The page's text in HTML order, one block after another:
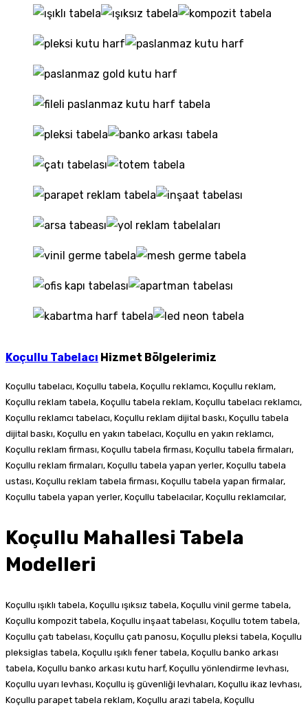
Koçullu Tabelacı Hizmet Bölgelerimiz
Koçullu tabelacı, Koçullu tabela, Koçullu reklamcı, Koçullu reklam,
Koçullu reklam tabela, Koçullu tabela reklam, Koçullu tabelacı reklamcı,
Koçullu reklamcı tabelacı, Koçullu reklam dijital baskı, Koçullu tabela
dijital baskı, Koçullu en yakın tabelacı, Koçullu en yakın reklamcı,
Koçullu reklam firması, Koçullu tabela firması, Koçullu tabela firmaları,
Koçullu reklam firmaları, Koçullu tabela yapan yerler, Koçullu tabela
ustası, Koçullu reklam tabela firması, Koçullu tabela yapan firmalar,
Koçullu tabela yapan yerler, Koçullu tabelacılar, Koçullu reklamcılar,
Koçullu Mahallesi Tabela
Modelleri
Koçullu ışıklı tabela, Koçullu ışıksız tabela, Koçullu vinil germe tabela,
Koçullu kompozit tabela, Koçullu inşaat tabelası, Koçullu totem tabela,
Koçullu çatı tabelası, Koçullu çatı panosu, Koçullu pleksi tabela, Koçullu
pleksiglas tabela, Koçullu ışıklı fener tabela, Koçullu banko arkası
tabela, Koçullu banko arkası kutu harf, Koçullu yönlendirme levhası,
Koçullu uyarı levhası, Koçullu iş güvenliği levhaları, Koçullu ikaz levhası,
Koçullu parapet tabela reklam, Koçullu arazi tabela, Koçullu